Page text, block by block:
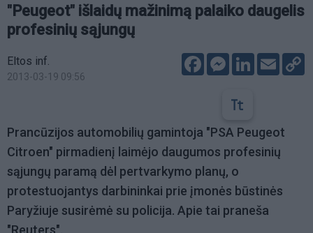
"Peugeot" išlaidų mažinimą palaiko daugelis
profesinių sąjungų
Eltos inf.
2013-03-19 09:56
FacebookMessenger
LinkedIn
Email
Prancūzijos automobilių gamintoja "PSA Peugeot
Citroen" pirmadienį laimėjo daugumos profesinių
sąjungų paramą dėl pertvarkymo planų, o
protestuojantys darbininkai prie įmonės būstinės
Paryžiuje susirėmė su policija. Apie tai praneša